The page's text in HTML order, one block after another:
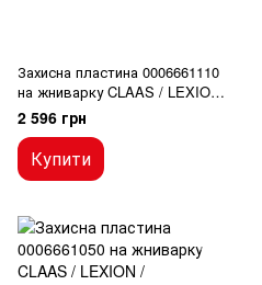
Захисна пластина 0006661110
на жниварку CLAAS / LEXION
/ CATERPILLAR
2 596 грн
Купити